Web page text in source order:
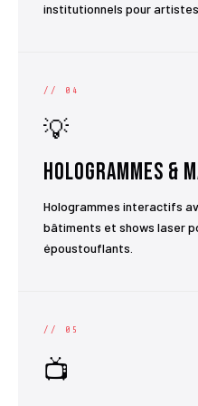
institutionnels pour
// 04
💡
Hologrammes &
Hologrammes interactifs
bâtiments et shows laser
époustouflants.
// 05
📺